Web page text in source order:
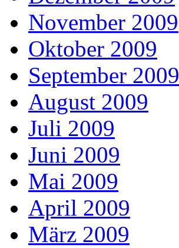
November 2009
Oktober 2009
September 2009
August 2009
Juli 2009
Juni 2009
Mai 2009
April 2009
März 2009